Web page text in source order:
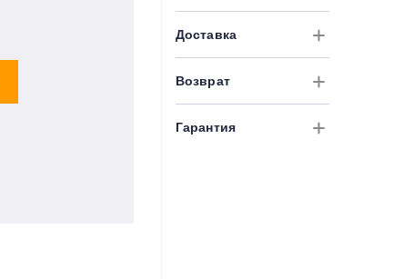
Доставка
Возврат
Гарантия